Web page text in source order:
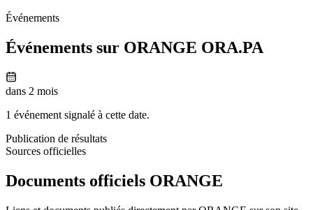
Événements
Événements sur ORANGE ORA.PA
dans 2 mois
1 événement signalé à cette date.
Publication de résultats
Sources officielles
Documents officiels ORANGE